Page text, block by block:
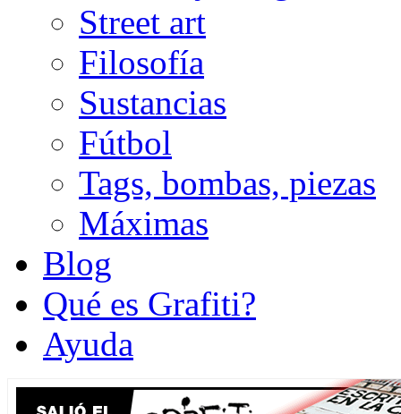
Street art
Filosofía
Sustancias
Fútbol
Tags, bombas, piezas
Máximas
Blog
Qué es Grafiti?
Ayuda